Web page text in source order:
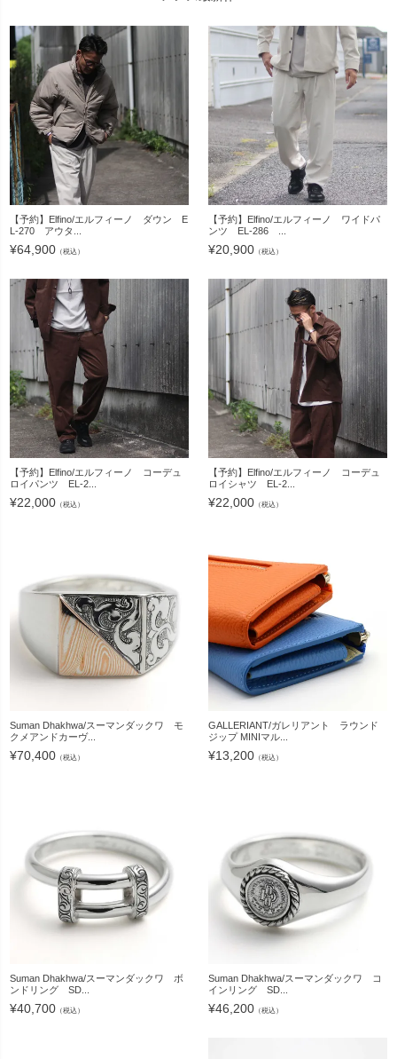
【予約】Elfino/エルフィーノ ダウン E
L-270 アウタ...
¥64,900 （税込）
【予約】Elfino/エルフィーノ ワイドパ
ンツ EL-286 ...
¥20,900 （税込）
【予約】Elfino/エルフィーノ コーデュ
ロイパンツ EL-2...
¥22,000 （税込）
【予約】Elfino/エルフィーノ コーデュ
ロイシャツ EL-2...
¥22,000 （税込）
Suman Dhakhwa/スーマンダックワ モ
クメアンドカーヴ...
¥70,400 （税込）
GALLERIANT/ガレリアント ラウンド
ジップ MINIマル...
¥13,200 （税込）
Suman Dhakhwa/スーマンダックワ ボ
ンドリング SD...
¥40,700 （税込）
Suman Dhakhwa/スーマンダックワ コ
インリング SD...
¥46,200 （税込）